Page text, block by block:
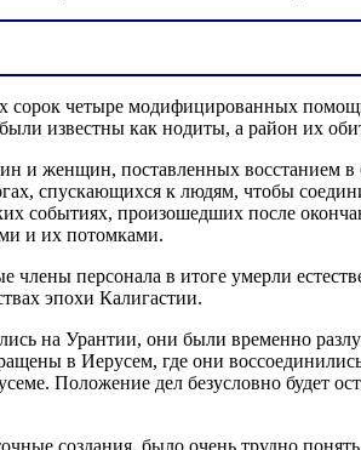
сорок четыре модифицированных
известны как нодиты, а район их
и женщин, поставленных восстанием в
спускающихся к людям, чтобы
событиях, произошедших после
и их потомками.
персонала в итоге умерли
эпохи Калигастии.
на Урантии, они были временно
в Иерусем, где они
Положение дел безусловно будет
создания, было очень трудно